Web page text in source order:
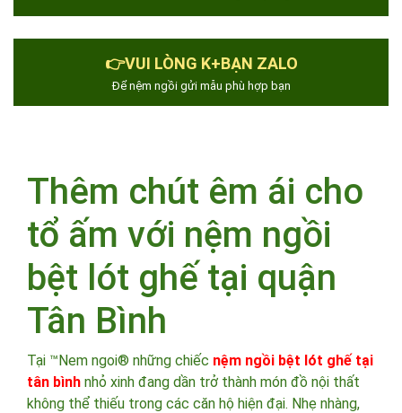
👉VUI LÒNG K+BẠN ZALO
Để nệm ngồi gửi mẫu phù hợp bạn
Thêm chút êm ái cho
tổ ấm với nệm ngồi
bệt lót ghế tại quận
Tân Bình
Tại ™Nem ngoi® những chiếc nệm ngồi bệt lót ghế tại
tân bình nhỏ xinh đang dần trở thành món đồ nội thất
không thể thiếu trong các căn hộ hiện đại. Nhẹ nhàng,